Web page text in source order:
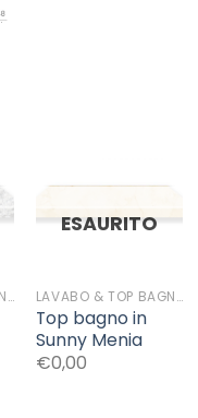
LAVABO & TOP BAGNO
alla lista
ESAURITO
LAVABO & TOP BAGNO
Top bagno in
Sunny Menia
€0,00